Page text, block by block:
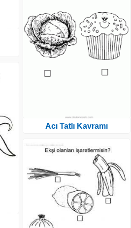
Acı Tatlı Kavramı